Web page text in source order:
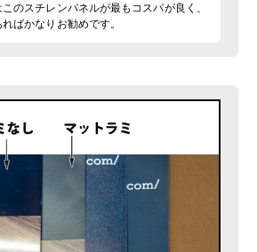
のスチレンパネルが最もコスパが良く、
ばかなりお勧めです。